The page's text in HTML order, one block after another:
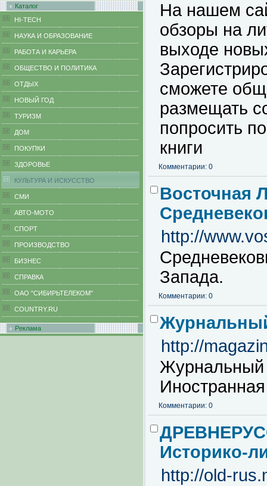
Каталог
HI-TECH
НАУКА И ОБРАЗОВАНИЕ
РАБОТА И КАРЬЕРА
ОБЩЕСТВО И ПОЛИТИКА
ОТДЫХ
НОВЫЙ ГОД
ТУРИЗМ
ДОМ
ПОКУПКИ
ЗДОРОВЬЕ
КУЛЬТУРА И ИСКУССТВО
СМИ
АВТО-МОТО
СПОРТ
ПРОИЗВОДСТВО
БИЗНЕС
CПРАВКА
ОАО "СИБИРЬТЕЛЕКОМ"
COUNTRY.RU
Реклама
На нашем
обзоры на
выходе
сможете
размещать
попросить
книги
Комментарии: 0
Восточная
http://
Запада.
Комментарии: 0
http://
Журнальный
Комментарии: 0
Историко-
http://old-